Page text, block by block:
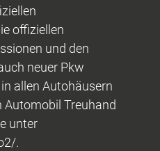
offiziellen
und den
neuer Pkw
allen Autohäusern
Automobil Treuhand
unter
.